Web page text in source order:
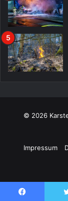
© 2026
Impressum